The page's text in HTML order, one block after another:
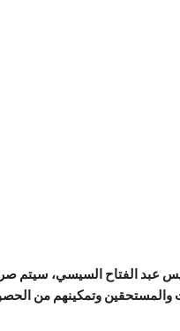
عبد الفتاح السيسي،
وتمكينهم من